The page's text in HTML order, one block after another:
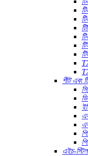
শীট এবং
এইচ-স্টিল